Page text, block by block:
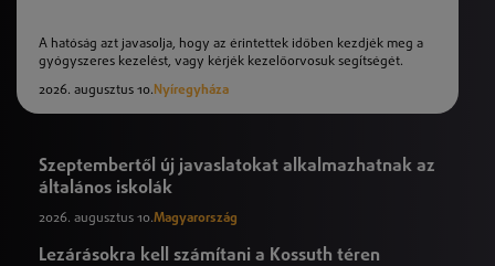
A hatóság azt javasolja, hogy az érintettek időben kezdjék meg a
gyógyszeres kezelést, vagy kérjék kezelőorvosuk segítségét.
2026. augusztus 10.Nyíregyháza
Szeptembertől új javaslatokat alkalmazhatnak az
általános iskolák
2026. augusztus 10.Magyarország
Lezárásokra kell számítani a Kossuth téren